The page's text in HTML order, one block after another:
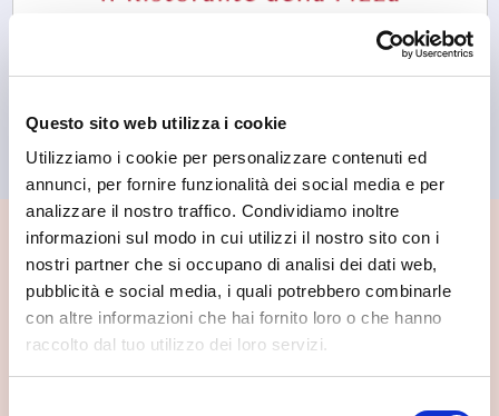
Questo sito web utilizza i cookie
Utilizziamo i cookie per personalizzare contenuti ed
annunci, per fornire funzionalità dei social media e per
analizzare il nostro traffico. Condividiamo inoltre
informazioni sul modo in cui utilizzi il nostro sito con i
nostri partner che si occupano di analisi dei dati web,
pubblicità e social media, i quali potrebbero combinarle
con altre informazioni che hai fornito loro o che hanno
raccolto dal tuo utilizzo dei loro servizi.
Eden Il Ristorante della Pizza
📍 Cosa vedere nei dintorni
Se vuoi scoprire di più su questa zona, qui trovi altri
spunti utili.